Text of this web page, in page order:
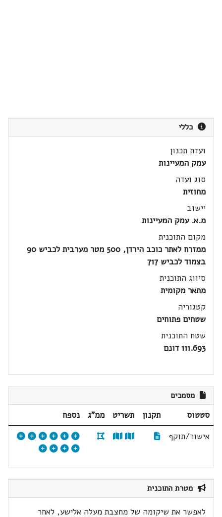
כללי
ועדת תכנון
עמק המעיינות
סוג ועדה
מחוזית
יישוב
מ.א. עמק המעיינות
מקום התוכנית
ממזרח לאתר כוכב הירדן, 500 מטר מערבית לכביש 90
בצמוד לכביש 717
סיווג התוכנית
מתאר מקומית
קטגוריה
שטחים פתוחים
שטח התוכנית
111.693 דונם
מסמכים
סטטוס תקנון תשריט ממ"ג
נספח
אישור/תוקף
מטרת התוכנית
לאפשר את שיקומה של מחצבת מעלה אלישע, לאחר